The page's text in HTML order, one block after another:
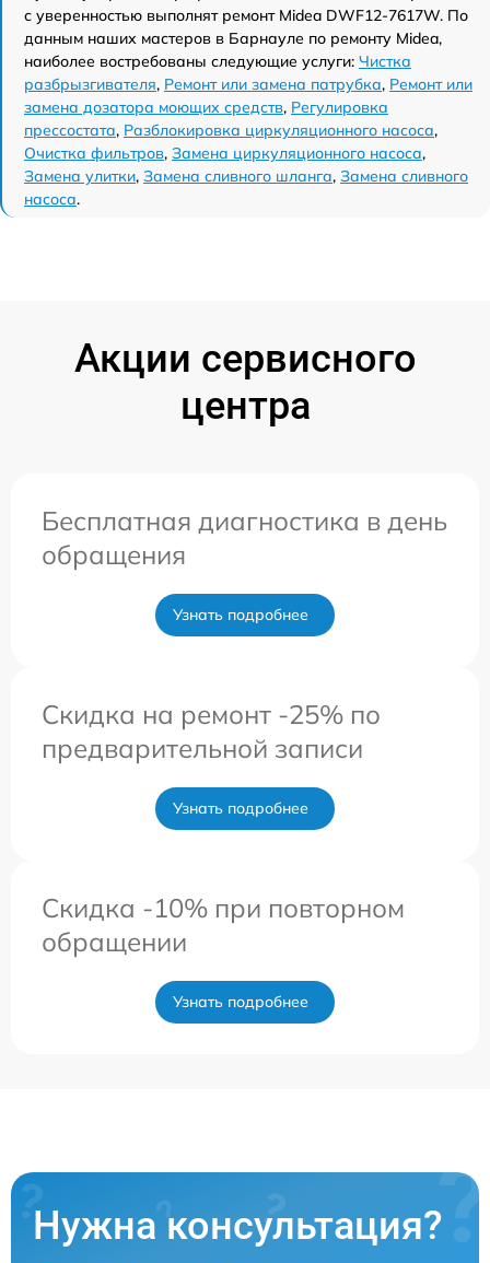
с уверенностью выполнят ремонт Midea DWF12-7617W. По
данным наших мастеров в Барнауле по ремонту Midea,
наиболее востребованы следующие услуги: Чистка
разбрызгивателя, Ремонт или замена патрубка, Ремонт или
замена дозатора моющих средств, Регулировка
прессостата, Разблокировка циркуляционного насоса,
Очистка фильтров, Замена циркуляционного насоса,
Замена улитки, Замена сливного шланга, Замена сливного
насоса.
Акции сервисного
центра
Бесплатная диагностика в день
обращения
Узнать подробнее
Скидка на ремонт -25% по
предварительной записи
Узнать подробнее
Скидка -10% при повторном
обращении
Узнать подробнее
Нужна консультация?